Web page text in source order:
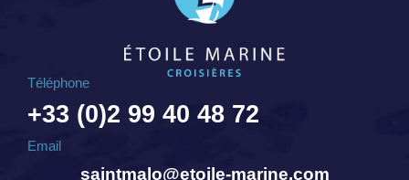
Téléphone
+33 (0)2 99 40 48 72
Email
saintmalo@etoile-marine.com